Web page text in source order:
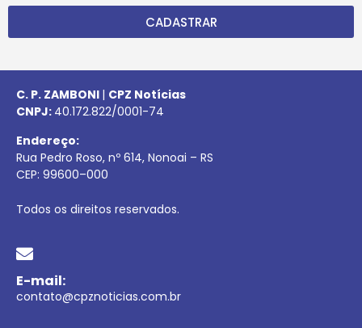
CADASTRAR
C. P. ZAMBONI | CPZ Notícias
CNPJ: 40.172.822/0001-74
Endereço:
Rua Pedro Roso, nº 614, Nonoai – RS
CEP: 99600–000
Todos os direitos reservados.
E-mail:
contato@cpznoticias.com.br